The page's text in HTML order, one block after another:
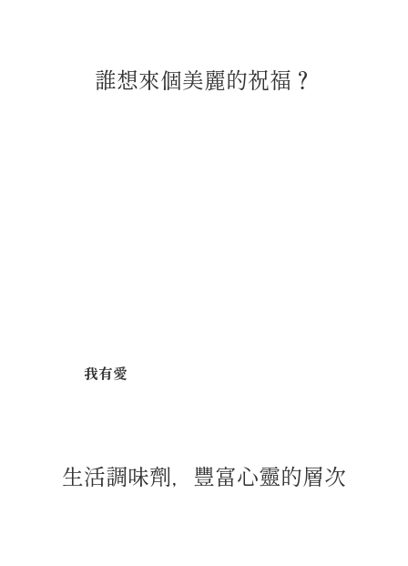
誰想來個美麗的祝福？
我有愛
生活調味劑，豐富心靈的層次